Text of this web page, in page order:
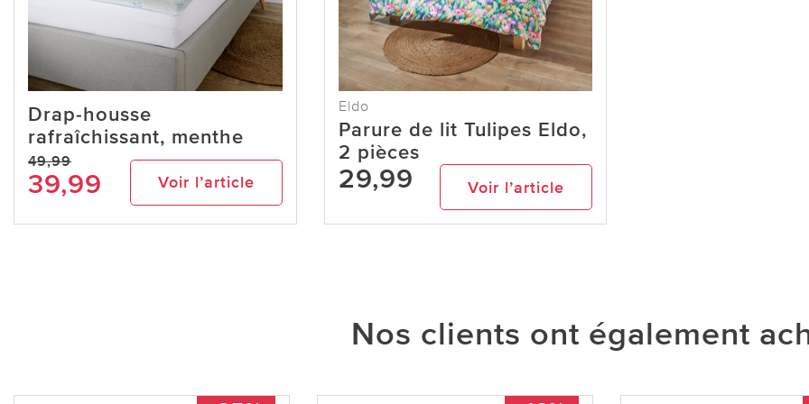
Drap-housse
rafraîchissant, menthe
49,99
39,99 Voir l’article
Eldo
Parure de lit Tulipes Eldo,
2 pièces
29,99 Voir l’article
Nos clients ont également